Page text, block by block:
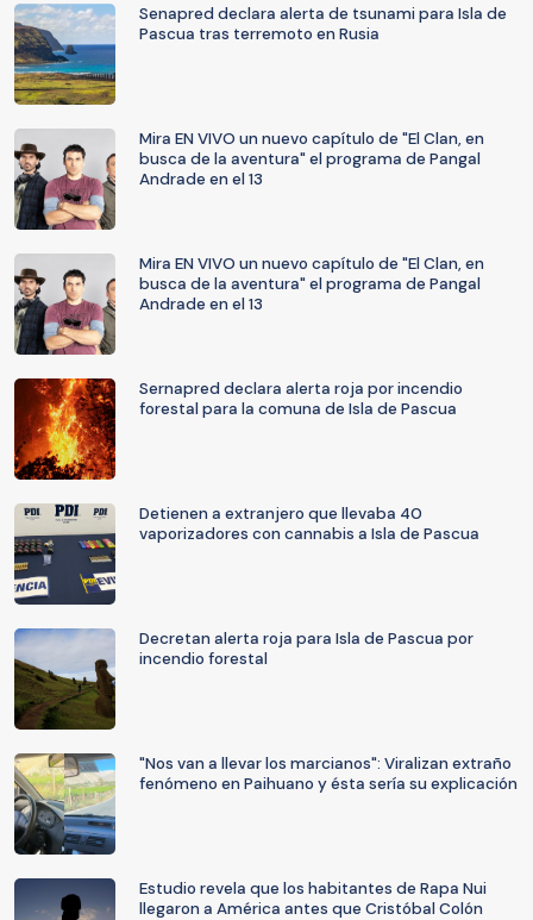
Senapred declara alerta de tsunami para Isla de
Pascua tras terremoto en Rusia
Mira EN VIVO un nuevo capítulo de "El Clan, en
busca de la aventura" el programa de Pangal
Andrade en el 13
Mira EN VIVO un nuevo capítulo de "El Clan, en
busca de la aventura" el programa de Pangal
Andrade en el 13
Sernapred declara alerta roja por incendio
forestal para la comuna de Isla de Pascua
Detienen a extranjero que llevaba 40
vaporizadores con cannabis a Isla de Pascua
Decretan alerta roja para Isla de Pascua por
incendio forestal
"Nos van a llevar los marcianos": Viralizan extraño
fenómeno en Paihuano y ésta sería su explicación
Estudio revela que los habitantes de Rapa Nui
llegaron a América antes que Cristóbal Colón